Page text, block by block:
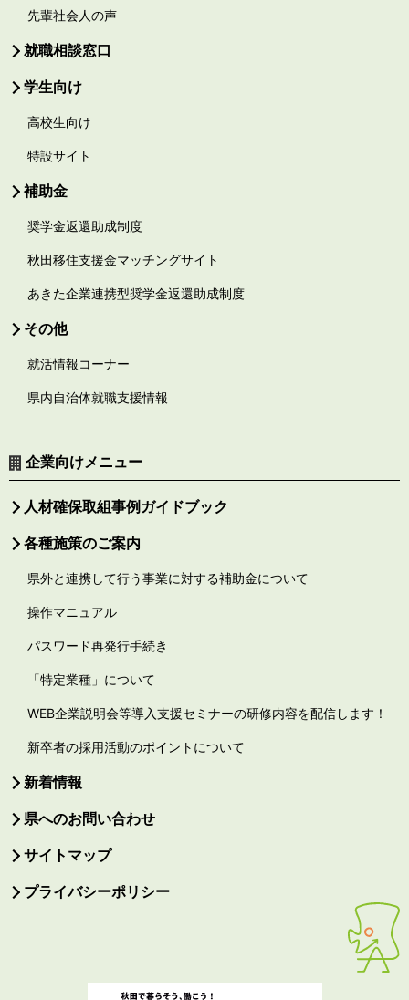
先輩社会人の声
就職相談窓口
学生向け
高校生向け
特設サイト
補助金
奨学金返還助成制度
秋田移住支援金マッチングサイト
あきた企業連携型奨学金返還助成制度
その他
就活情報コーナー
県内自治体就職支援情報
企業向けメニュー
人材確保取組事例ガイドブック
各種施策のご案内
県外と連携して行う事業に対する補助金について
操作マニュアル
パスワード再発行手続き
「特定業種」について
WEB企業説明会等導入支援セミナーの研修内容を配信します！
新卒者の採用活動のポイントについて
新着情報
県へのお問い合わせ
サイトマップ
プライバシーポリシー